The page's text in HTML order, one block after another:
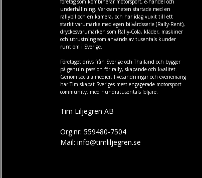
underhållning. Verksamheten startade med en
rallybil och en kamera, och har idag vuxit till ett
starkt varumärke med egen bilvårdsserie (Rally-Rent),
dryckesvarumärken som Rally-Cola, kläder, maskiner
och utrustning som används av tusentals kunder
runt om i Sverige.
Företaget drivs från Sverige och Thailand och bygger
på genuin passion för rally, skapande och kvalitet.
Genom sociala medier, livesändningar och evenemang
har Tim skapat Sveriges mest engagerade motorsport-
community, med hundratusentals följare.
Tim Liljegren AB
Org.nr: 559480-7504
Mail: info@timliljegren.se